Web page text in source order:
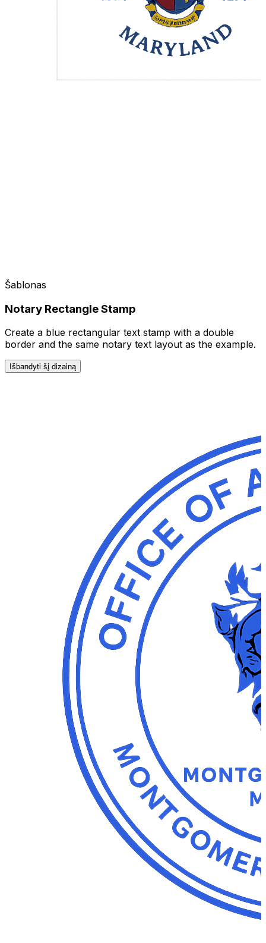
Šablonas
Notary Rectangle Stamp
Create a blue rectangular text stamp with a double
border and the same notary text layout as the example.
Išbandyti šį dizainą